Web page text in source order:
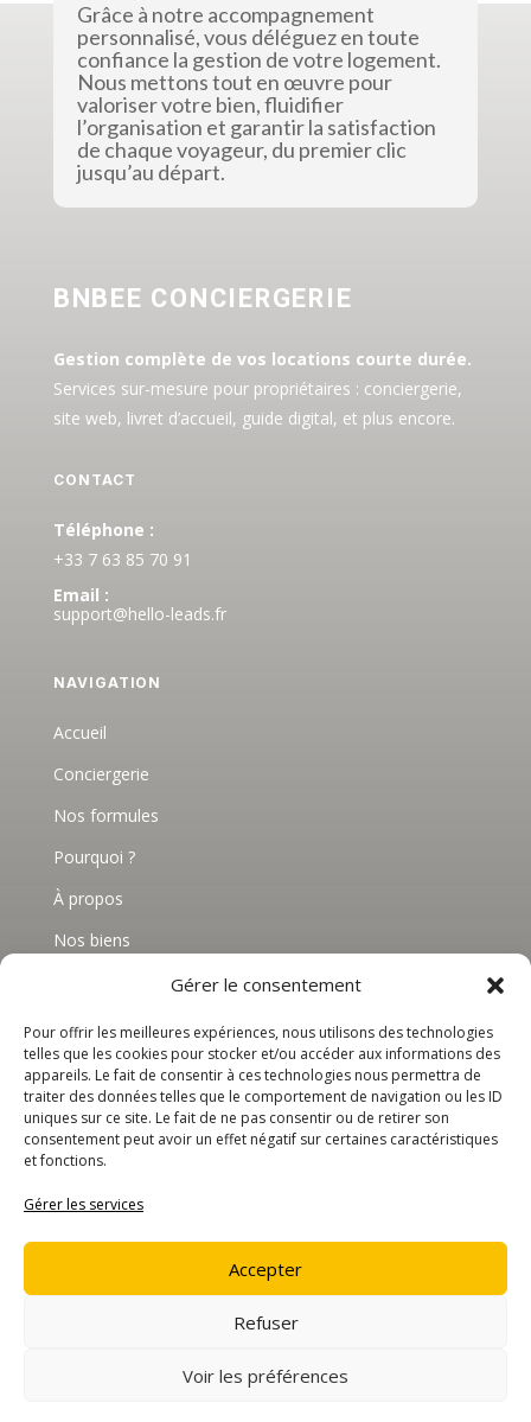
Gérer le consentement
Pour offrir les meilleures expériences, nous utilisons des technologies
telles que les cookies pour stocker et/ou accéder aux informations des
appareils. Le fait de consentir à ces technologies nous permettra de
traiter des données telles que le comportement de navigation ou les ID
uniques sur ce site. Le fait de ne pas consentir ou de retirer son
consentement peut avoir un effet négatif sur certaines caractéristiques
et fonctions.
Gérer les services
Accepter
Refuser
Voir les préférences
Grâce à notre accompagnement
personnalisé, vous déléguez en toute
confiance la gestion de votre logement.
Nous mettons tout en œuvre pour
valoriser votre bien, fluidifier
l’organisation et garantir la satisfaction
de chaque voyageur, du premier clic
jusqu’au départ.
BNBEE CONCIERGERIE
Gestion complète de vos locations courte durée.
Services sur-mesure pour propriétaires : conciergerie,
site web, livret d’accueil, guide digital, et plus encore.
CONTACT
Téléphone :
+33 7 63 85 70 91
Email :
support@hello-leads.fr
NAVIGATION
Accueil
Conciergerie
Nos formules
Pourquoi ?
À propos
Nos biens
Contactez-nous
MENTIONS LÉGALES
Politique de confidentialité
Mentions légales
Copyright © 2026 BnBee Conciergerie – Tous droits